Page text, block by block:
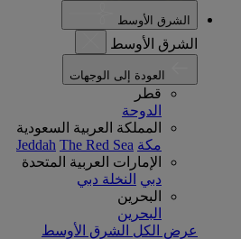
الشرق الأوسط
الشرق الأوسط
قطر
الدوحة
المملكة العربية السعودية
مكة
Jeddah The Red Sea
الإمارات العربية المتحدة
دبي النخلة دبي
البحرين
البحرين
عرض الكل الشرق الأوسط